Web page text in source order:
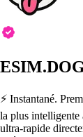
⚡️ Instantané.
la plus intelligente
ultra-rapide